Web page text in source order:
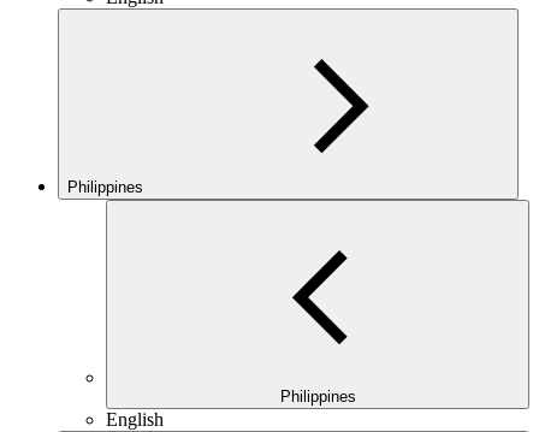
Philippines
Philippines
English